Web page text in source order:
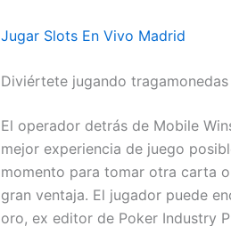
Jugar Slots En Vivo Madrid
Diviértete jugando
El operador detrás de Mobile
mejor experiencia de juego
momento para tomar otra carta
gran ventaja. El jugador puede
oro, ex editor de Poker Industry